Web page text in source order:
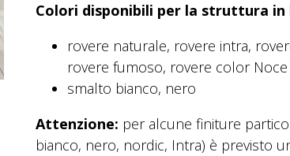
Colori disponibili per la struttura in
rovere naturale, rovere intra,
rovere fumoso, rovere color Noce
smalto bianco, nero
Attenzione: per alcune finiture
bianco, nero, nordic, Intra) è previsto